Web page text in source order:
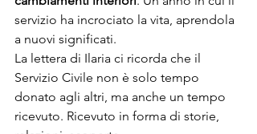
servizio ha incrociato la vita, aprendola
a nuovi significati.
La lettera di Ilaria ci ricorda che il
Servizio Civile non è solo tempo
donato agli altri, ma anche un tempo
ricevuto. Ricevuto in forma di storie,